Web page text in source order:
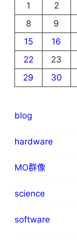
1
2
8
9
15
16
22
23
29
30
blog
hardware
MO群像
science
software